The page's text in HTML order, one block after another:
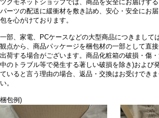
ツクモネットショップでは、商品を安全にお届けす
パーツの配送に緩衝材を敷き詰め、安心・安全にお
包を心がけております。
一部、家電、PCケースなどの大型商品につきまして
観点から、商品パッケージを梱包材の一部として直
出荷する場合がございます。商品化粧箱の破損・傷
中のトラブル等で発生する著しい破損を除き)および
ていると言う理由の場合、返品・交換はお受けでき
い。
梱包例)